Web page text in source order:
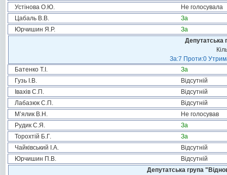
Устінова О.Ю.
Не голосувала
Цабаль В.В.
За
Юрчишин Я.Р.
За
Депутатська
За:7 Проти:0
Батенко Т.І.
За
Гузь І.В.
Відсутній
Івахів С.П.
Відсутній
Лабазюк С.П.
Відсутній
М’ялик В.Н.
Не голосував
Рудик С.Я.
За
Торохтій Б.Г.
За
Чайківський І.А.
Відсутній
Юрчишин П.В.
Відсутній
Депутатська група